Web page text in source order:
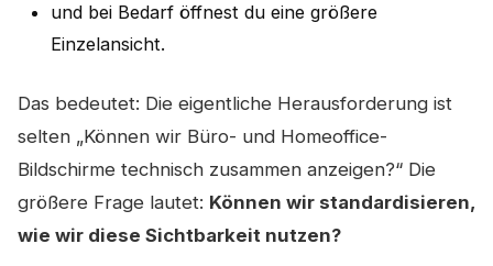
und bei Bedarf öffnest du eine größere
Einzelansicht.
Das bedeutet: Die eigentliche Herausforderung ist
selten „Können wir Büro- und Homeoffice-
Bildschirme technisch zusammen anzeigen?“ Die
größere Frage lautet: Können wir standardisieren,
wie wir diese Sichtbarkeit nutzen?